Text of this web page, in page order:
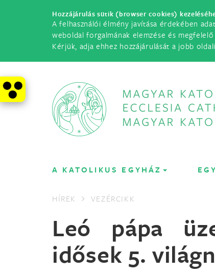
Hozzájárulás sütik (browser cookies)
A felhasználói élmény javítása érdekében
weboldal forgalmának elemzése és
Kérjük, adja ehhez hozzájárulását a jobb
A KATOLIKUS EGYHÁZ
HÍREK VEZÉRCIKK
Leó pápa
idősek 5.